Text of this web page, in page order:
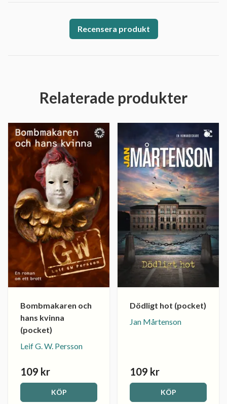
Recensera produkt
Relaterade produkter
Bombmakaren och
hans kvinna
(pocket)
Leif G. W. Persson
109 kr
KÖP
Dödligt hot (pocket)
Jan Mårtenson
109 kr
KÖP